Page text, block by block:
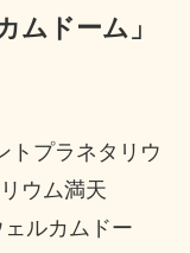
ムドーム」
トプラネタリウ
ウム満天
ルカムドー